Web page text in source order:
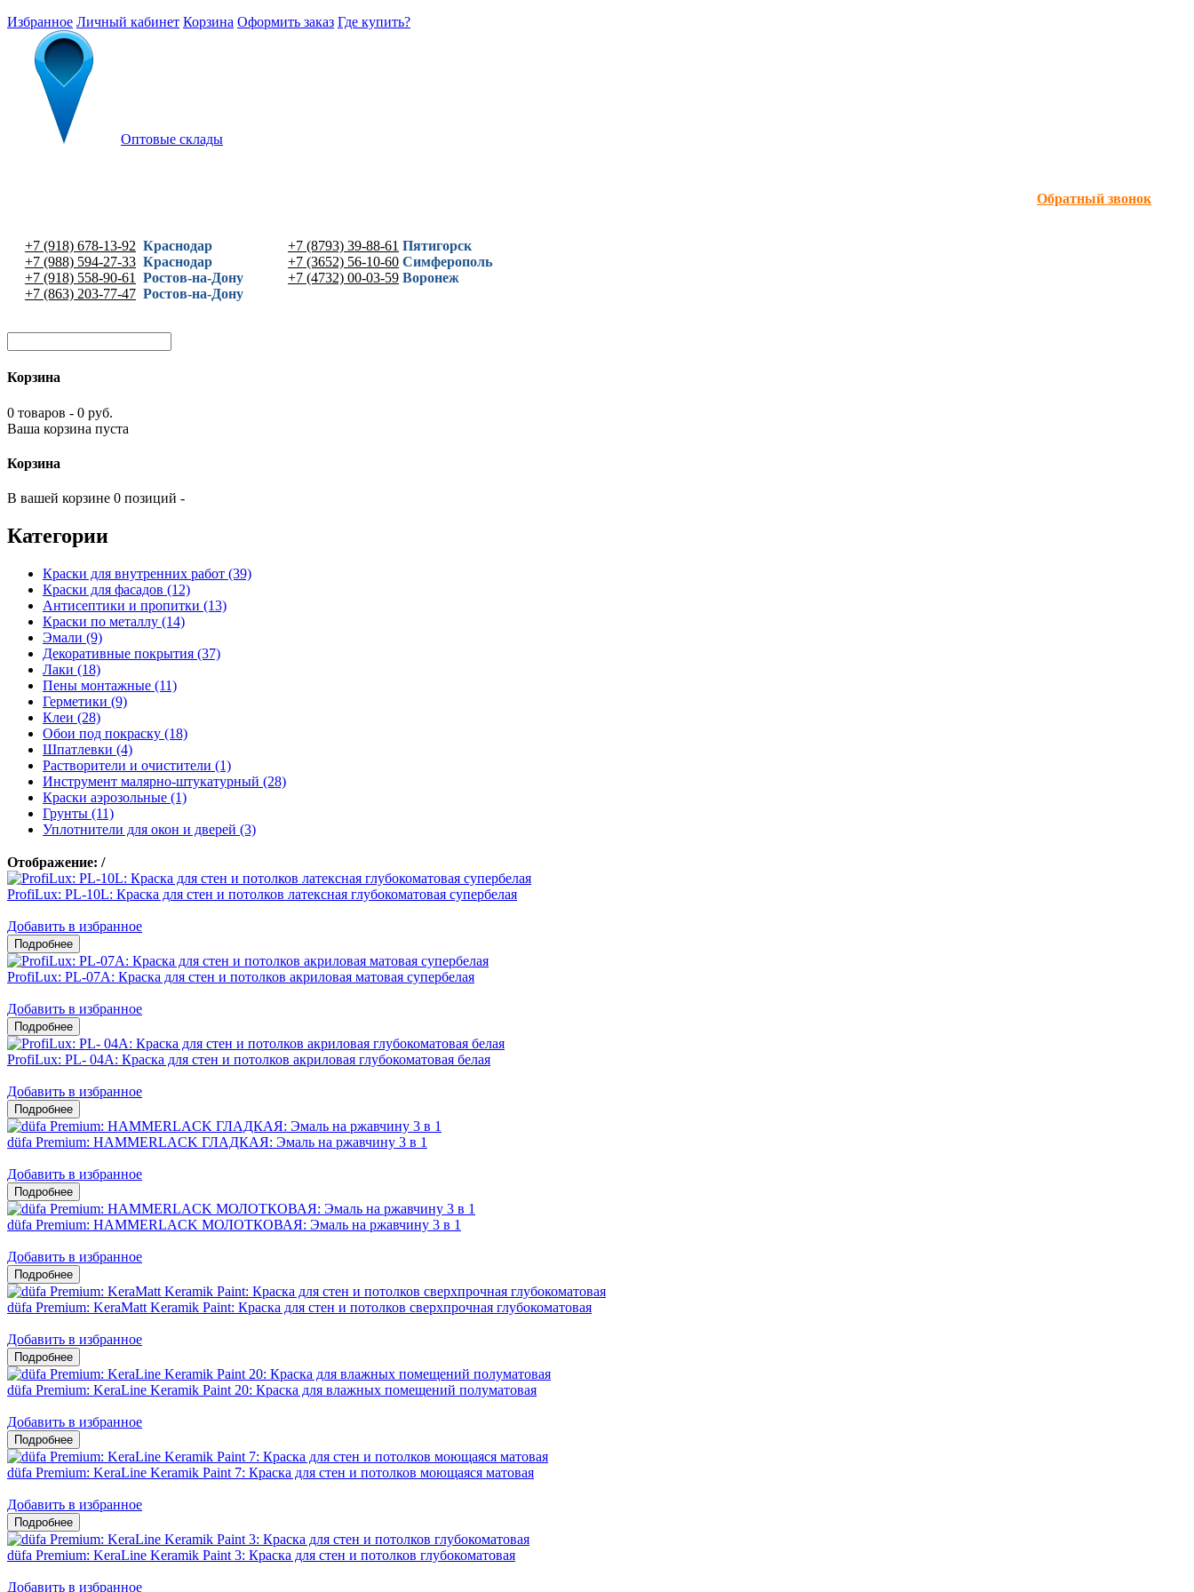
Избранное Личный кабинет Корзина Оформить заказ Где купить?
Оптовые склады
Обратный звонок
+7 (918) 678-13-92 Краснодар
+7 (988) 594-27-33 Краснодар
+7 (918) 558-90-61
Ростов-на-Дону
+7 (863) 203-77-47 Ростов-на-Дону
+7 (8793) 39-88-61 Пятигорск
+7 (3652) 56-10-60 Симферополь
+7 (4732) 00-03-59 Воронеж
Корзина
0 товаров - 0 руб.
Ваша корзина пуста
Корзина
В вашей корзине 0 позиций -
Категории
Краски для внутренних работ (39)
Краски для фасадов (12)
Антисептики и пропитки (13)
Краски по металлу (14)
Эмали (9)
Декоративные покрытия (37)
Лаки (18)
Пены монтажные (11)
Герметики (9)
Клеи (28)
Обои под покраску (18)
Шпатлевки (4)
Растворители и очистители (1)
Инструмент малярно-штукатурный (28)
Краски аэрозольные (1)
Грунты (11)
Уплотнители для окон и дверей (3)
Отображение: /
ProfiLux: PL-10L: Краска для стен и потолков латексная глубокоматовая супербелая
Добавить в избранное
ProfiLux: PL-07А: Краска для стен и потолков акриловая матовая супербелая
Добавить в избранное
ProfiLux: PL- 04А: Краска для стен и потолков акриловая глубокоматовая белая
Добавить в избранное
düfa Premium: HAMMERLACK ГЛАДКАЯ: Эмаль на ржавчину 3 в 1
Добавить в избранное
düfa Premium: HAMMERLACK МОЛОТКОВАЯ: Эмаль на ржавчину 3 в 1
Добавить в избранное
düfa Premium: KeraMatt Keramik Paint: Краска для стен и потолков сверхпрочная глубокоматовая
Добавить в избранное
düfa Premium: KeraLine Keramik Paint 20: Краска для влажных помещений полуматовая
Добавить в избранное
düfa Premium: KeraLine Keramik Paint 7: Краска для стен и потолков моющаяся матовая
Добавить в избранное
düfa Premium: KeraLine Keramik Paint 3: Краска для стен и потолков глубокоматовая
Добавить в избранное